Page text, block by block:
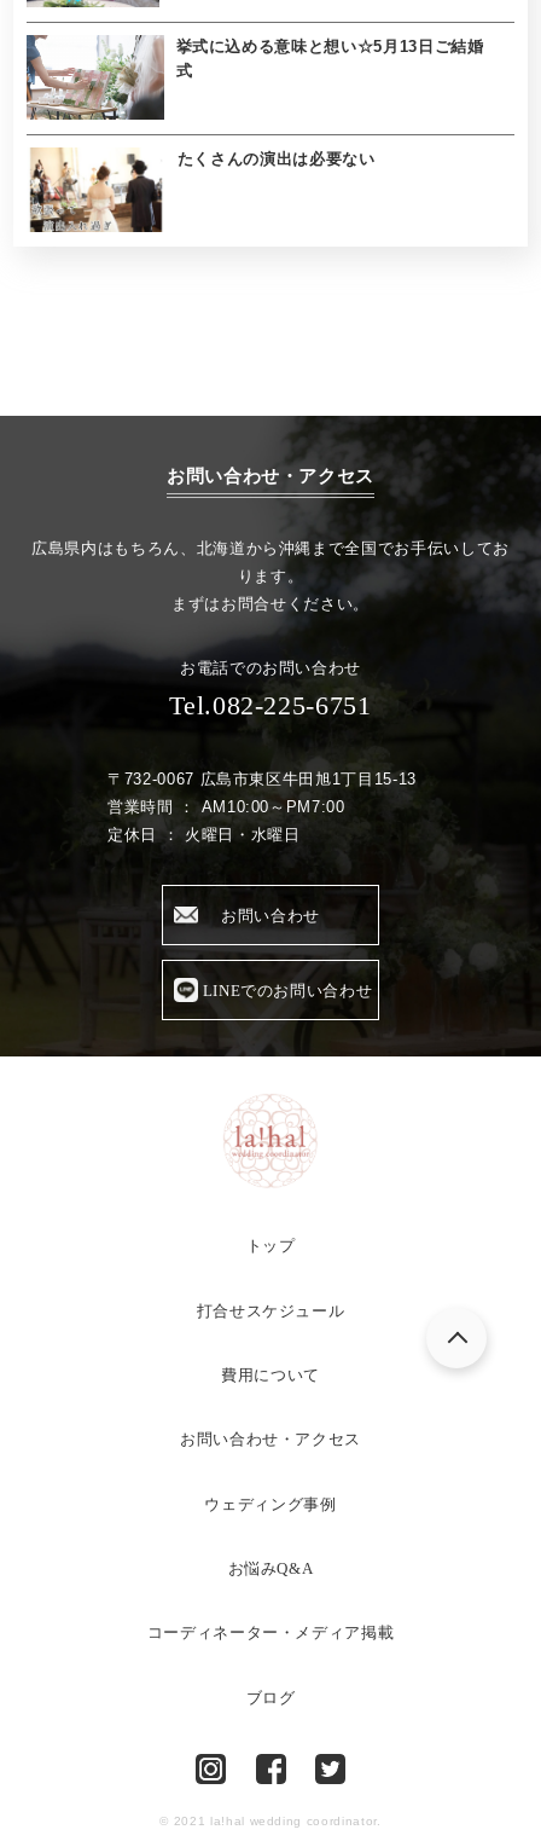
挙式に込める意味と想い☆5月13日ご結婚
式
たくさんの演出は必要ない
お問い合わせ・アクセス
広島県内はもちろん、北海道から沖縄まで全国でお手伝いしてお
ります。
まずはお問合せください。
お電話でのお問い合わせ
Tel.082-225-6751
〒732-0067 広島市東区牛田旭1丁目15-13
営業時間 ： AM10:00～PM7:00
定休日 ： 火曜日・水曜日
お問い合わせ
LINEでのお問い合わせ
トップ
打合せスケジュール
費用について
お問い合わせ・アクセス
ウェディング事例
お悩みQ&A
コーディネーター・メディア掲載
ブログ
© 2021 la!hal wedding coordinator.